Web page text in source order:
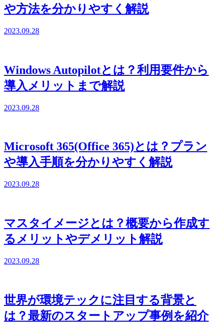
や方法を分かりやすく解説
2023.09.28
Windows Autopilotとは？利用要件から
導入メリットまで解説
2023.09.28
Microsoft 365(Office 365)とは？プラン
や導入手順を分かりやすく解説
2023.09.28
マスタイメージとは？概要から作成す
るメリットやデメリット解説
2023.09.28
世界が環境テックに注目する背景と
は？最新のスタートアップ事例を紹介